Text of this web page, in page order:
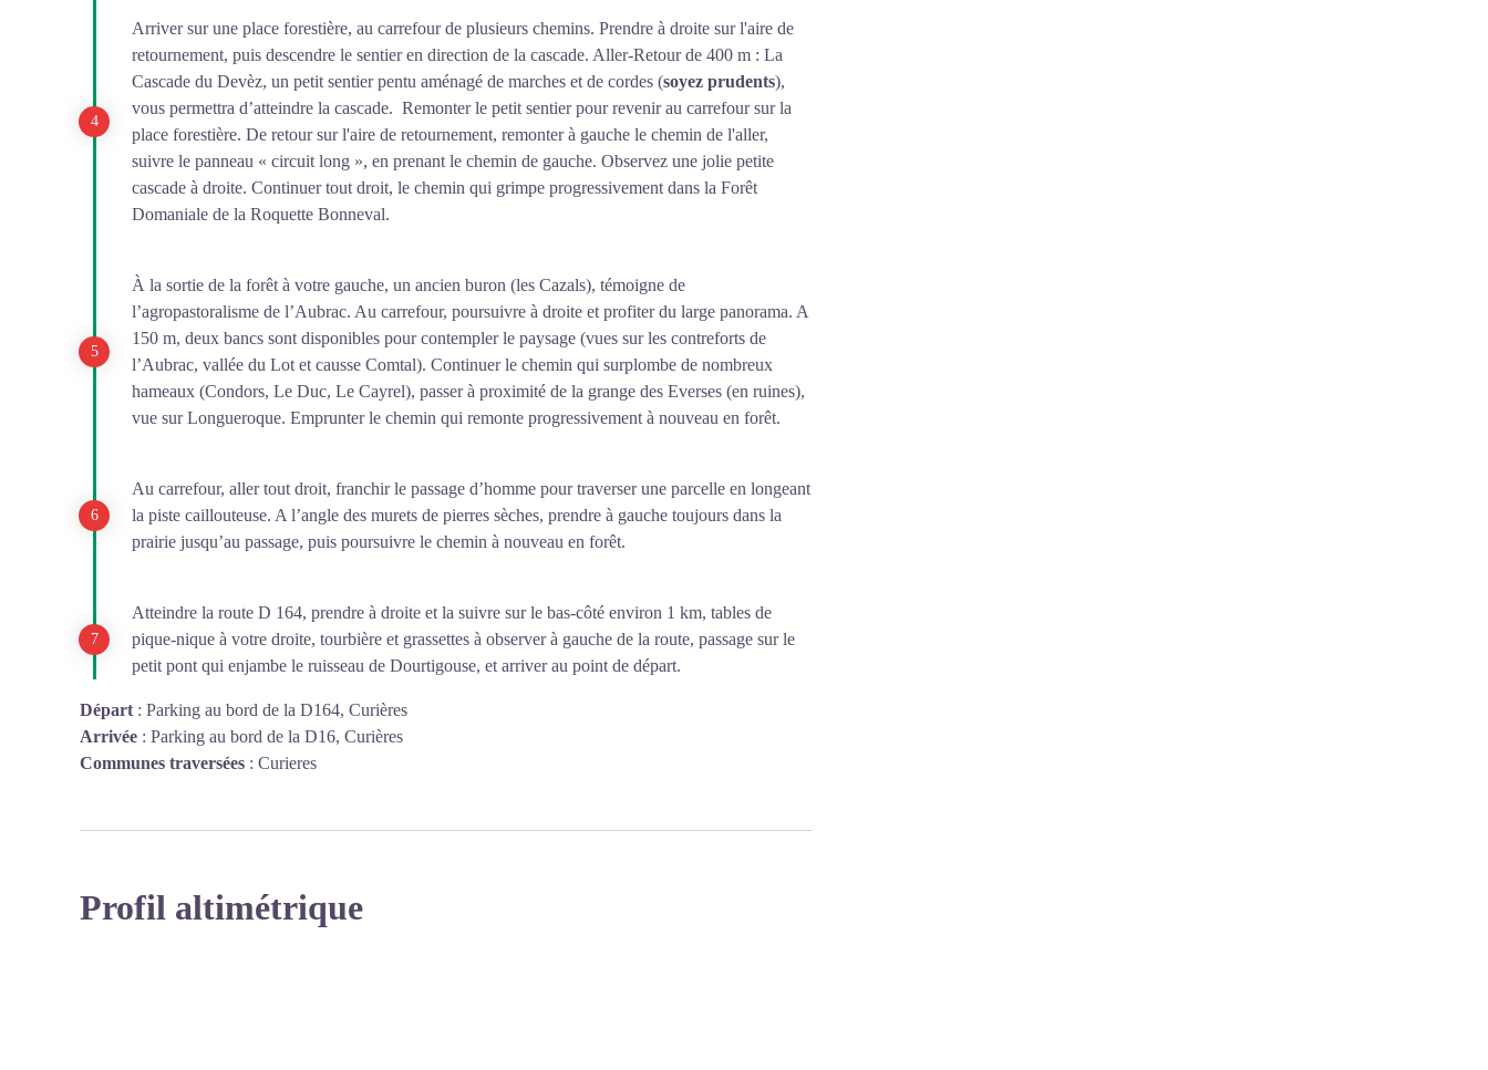
Arriver sur une place forestière, au carrefour de plusieurs chemins. Prendre à droite sur l'aire de
retournement, puis descendre le sentier en direction de la cascade. Aller-Retour de 400 m : La
Cascade du Devèz, un petit sentier pentu aménagé de marches et de cordes (soyez prudents),
vous permettra d’atteindre la cascade. Remonter le petit sentier pour revenir au carrefour sur la
place forestière. De retour sur l'aire de retournement, remonter à gauche le chemin de l'aller,
suivre le panneau « circuit long », en prenant le chemin de gauche. Observez une jolie petite
cascade à droite. Continuer tout droit, le chemin qui grimpe progressivement dans la Forêt
Domaniale de la Roquette Bonneval.
À la sortie de la forêt à votre gauche, un ancien buron (les Cazals), témoigne de
l’agropastoralisme de l’Aubrac. Au carrefour, poursuivre à droite et profiter du large panorama. A
150 m, deux bancs sont disponibles pour contempler le paysage (vues sur les contreforts de
l’Aubrac, vallée du Lot et causse Comtal). Continuer le chemin qui surplombe de nombreux
hameaux (Condors, Le Duc, Le Cayrel), passer à proximité de la grange des Everses (en ruines),
vue sur Longueroque. Emprunter le chemin qui remonte progressivement à nouveau en forêt.
Au carrefour, aller tout droit, franchir le passage d’homme pour traverser une parcelle en longeant
la piste caillouteuse. A l’angle des murets de pierres sèches, prendre à gauche toujours dans la
prairie jusqu’au passage, puis poursuivre le chemin à nouveau en forêt.
Atteindre la route D 164, prendre à droite et la suivre sur le bas-côté environ 1 km, tables de
pique-nique à votre droite, tourbière et grassettes à observer à gauche de la route, passage sur le
petit pont qui enjambe le ruisseau de Dourtigouse, et arriver au point de départ.
Départ : Parking au bord de la D164, Curières
Arrivée : Parking au bord de la D16, Curières
Communes traversées : Curieres
Profil altimétrique